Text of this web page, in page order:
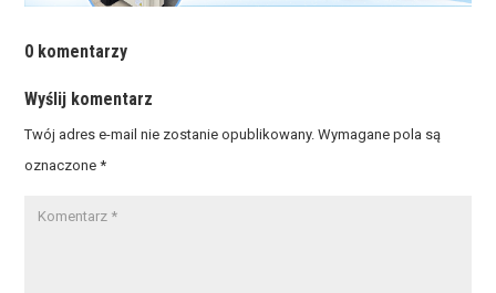
0 komentarzy
Wyślij komentarz
Twój adres e-mail nie zostanie opublikowany. Wymagane pola są
oznaczone*